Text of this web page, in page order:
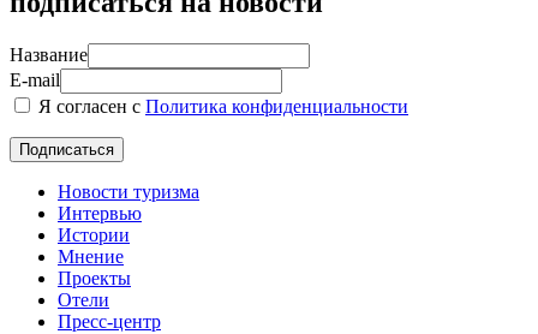
Название
E-mail
Я согласен с Политика конфиденциальности
Новости туризма
Интервью
Истории
Мнение
Проекты
Отели
Пресс-центр